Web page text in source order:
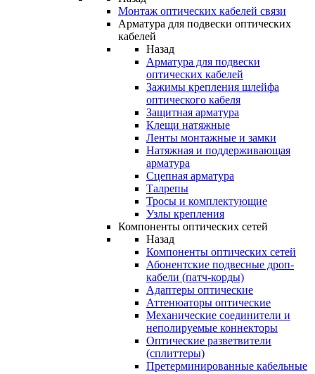
Монтаж оптических кабелей связи
Арматура для подвески оптических
кабелей
Назад
Арматура для подвески
оптических кабелей
Зажимы крепления шлейфа
оптического кабеля
Защитная арматура
Клещи натяжные
Ленты монтажные и замки
Натяжная и поддерживающая
арматура
Сцепная арматура
Талрепы
Тросы и комплектующие
Узлы крепления
Компоненты оптических сетей
Назад
Компоненты оптических сетей
Абонентские подвесные дроп-
кабели (патч-корды)
Адаптеры оптические
Аттенюаторы оптические
Механические соединители и
неполируемые коннекторы
Оптические разветвители
(сплиттеры)
Претерминированные кабельные